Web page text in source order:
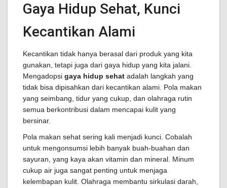
Gaya Hidup Sehat, Kunci
Kecantikan Alami
Kecantikan tidak hanya berasal dari produk yang kita
gunakan, tetapi juga dari gaya hidup yang kita jalani.
Mengadopsi gaya hidup sehat adalah langkah yang
tidak bisa dipisahkan dari kecantikan alami. Pola makan
yang seimbang, tidur yang cukup, dan olahraga rutin
semua berkontribusi dalam mencapai kulit yang
bersinar.
Pola makan sehat sering kali menjadi kunci. Cobalah
untuk mengonsumsi lebih banyak buah-buahan dan
sayuran, yang kaya akan vitamin dan mineral. Minum
cukup air juga sangat penting untuk menjaga
kelembapan kulit. Olahraga membantu sirkulasi darah,